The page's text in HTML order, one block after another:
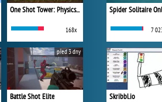
One Shot Tower: Physics Destroyer
168x
Battle Shot Elite
před 3 dny
Spider Solitaire
7
Skribbl.io